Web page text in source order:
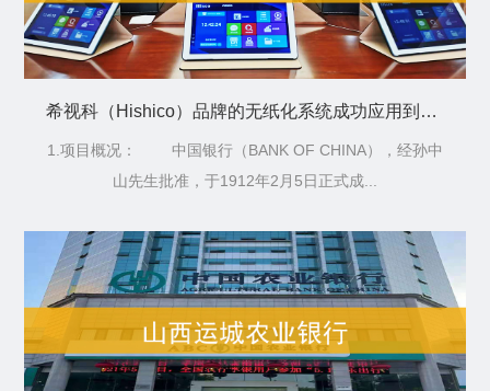
希视科（Hishico）品牌的无纸化系统成功应用到内蒙古中国银行中
1.项目概况： 中国银行（BANK OF CHINA），经孙中
山先生批准，于1912年2月5日正式成...